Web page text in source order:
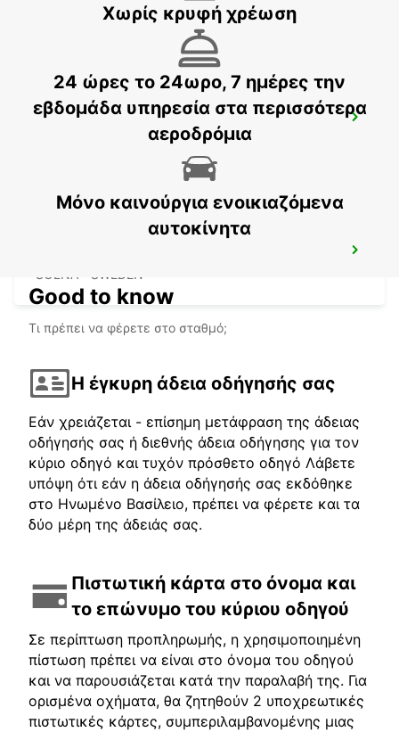
STOCKHOLM - SWEDEN
STOCKHOLM ULVSUNDA
BROMMA - SWEDEN
SOLNA - SWEDEN
Χωρίς κρυφή χρέωση
24 ώρες το 24ωρο, 7 ημέρες την
εβδομάδα υπηρεσία στα περισσότερα
αεροδρόμια
Μόνο καινούργια ενοικιαζόμενα
αυτοκίνητα
Good to know
Τι πρέπει να φέρετε στο σταθμό;
Η έγκυρη άδεια οδήγησής σας
Εάν χρειάζεται - επίσημη μετάφραση της άδειας
οδήγησής σας ή διεθνής άδεια οδήγησης για τον
κύριο οδηγό και τυχόν πρόσθετο οδηγό Λάβετε
υπόψη ότι εάν η άδεια οδήγησής σας εκδόθηκε
στο Ηνωμένο Βασίλειο, πρέπει να φέρετε και τα
δύο μέρη της άδειάς σας.
Πιστωτική κάρτα στο όνομα και
το επώνυμο του κύριου οδηγού
Σε περίπτωση προπληρωμής, η χρησιμοποιημένη
πίστωση πρέπει να είναι στο όνομα του οδηγού
και να παρουσιάζεται κατά την παραλαβή της. Για
ορισμένα οχήματα, θα ζητηθούν 2 υποχρεωτικές
πιστωτικές κάρτες, συμπεριλαμβανομένης μιας